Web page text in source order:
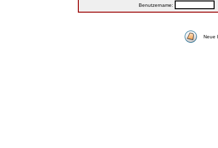
Benutzername:
Neue